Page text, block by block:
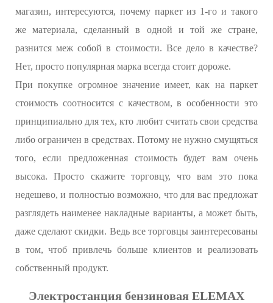
магазин, интересуются, почему паркет из 1-го и такого
же материала, сделанный в одной и той же стране,
разнится меж собой в стоимости. Все дело в качестве?
Нет, просто популярная марка всегда стоит дороже.
При покупке огромное значение имеет, как на паркет
стоимость соотносится с качеством, в особенности это
принципиально для тех, кто любит считать свои средства
либо ограничен в средствах. Потому не нужно смущяться
того, если предложенная стоимость будет вам очень
высока. Просто скажите торговцу, что вам это пока
недешево, и полностью возможно, что для вас предложат
разглядеть наименее накладные варианты, а может быть,
даже сделают скидки. Ведь все торговцы заинтересованы
в том, чтоб привлечь больше клиентов и реализовать
собственный продукт.
Электростанция бензиновая ELEMAX